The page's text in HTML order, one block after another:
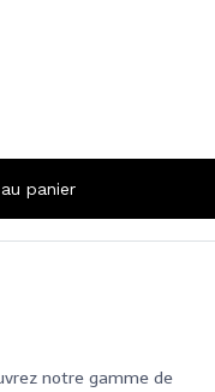
panier
notre gamme de